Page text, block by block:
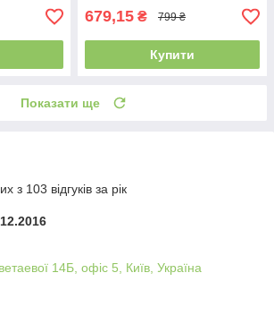
679,15 ₴ 799 ₴
Купити
Показати ще
з 103 відгуків за рік
14Б, офіс 5, Київ, Україна